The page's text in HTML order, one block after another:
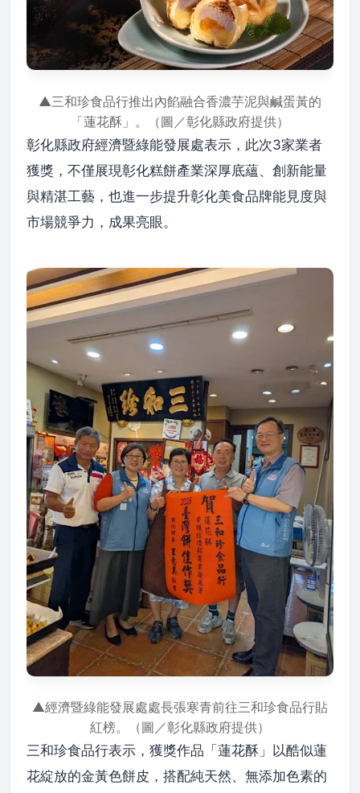
▲三和珍食品行推出內餡融合香濃芋泥與鹹蛋黃的
「蓮花酥」。（圖／彰化縣政府提供）
彰化縣政府經濟暨綠能發展處表示，此次3家業者
獲獎，不僅展現彰化糕餅產業深厚底蘊、創新能量
與精湛工藝，也進一步提升彰化美食品牌能見度與
市場競爭力，成果亮眼。
▲經濟暨綠能發展處處長張寒青前往三和珍食品行貼
紅榜。（圖／彰化縣政府提供）
三和珍食品行表示，獲獎作品「蓮花酥」以酷似蓮
花綻放的金黃色餅皮，搭配純天然、無添加色素的